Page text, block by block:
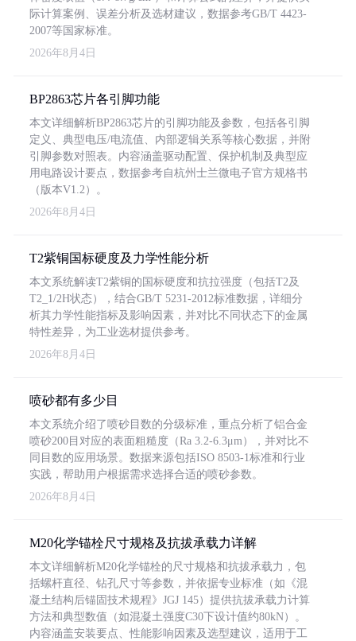
际计算案例、误差分析及选材建议，数据参考GB/T 4423-
2007等国家标准。
2026年8月4日
BP2863芯片各引脚功能
本文详细解析BP2863芯片的引脚功能及参数，包括各引脚
定义、典型电压/电流值、内部逻辑关系等核心数据，并附
引脚参数对照表。内容涵盖驱动配置、保护机制及典型应
用电路设计要点，数据参考自杭州士兰微电子官方规格书
（版本V1.2）。
2026年8月4日
T2紫铜国标硬度及力学性能分析
本文系统解读T2紫铜的国标硬度和抗拉强度（包括T2及
T2_1/2H状态），结合GB/T 5231-2012标准数据，详细分
析其力学性能指标及影响因素，并对比不同状态下的金属
特性差异，为工业选材提供参考。
2026年8月4日
喷砂都有多少目
本文系统介绍了喷砂目数的分级标准，重点分析了铝合金
喷砂200目对应的表面粗糙度（Ra 3.2-6.3μm），并对比不
同目数的应用场景。数据来源包括ISO 8503-1标准和行业
实践，帮助用户根据需求选择合适的喷砂参数。
2026年8月4日
M20化学锚栓尺寸规格及抗拔承载力详解
本文详细解析M20化学锚栓的尺寸规格和抗拔承载力，包
括螺杆直径、钻孔尺寸等参数，并依据专业标准（如《混
凝土结构后锚固技术规程》JGJ 145）提供抗拔承载力计算
方法和典型数值（如混凝土强度C30下设计值约80kN）。
内容涵盖安装要点、性能影响因素及选型建议，适用于工